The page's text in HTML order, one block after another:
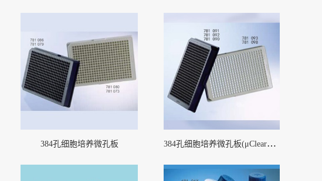
384孔细胞培养微孔板 384孔细胞培养微孔板(μClear®底)